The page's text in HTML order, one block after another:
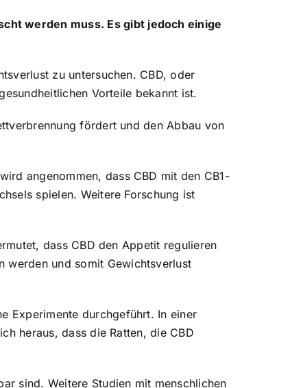
werden muss. Es gibt jedoch einige
zu untersuchen. CBD, oder
Vorteile bekannt ist.
fördert und den Abbau von
angenommen, dass CBD mit den CB1-
spielen. Weitere Forschung ist
dass CBD den Appetit regulieren
werden und somit Gewichtsverlust
Experimente durchgeführt. In einer
heraus, dass die Ratten, die CBD
sind. Weitere Studien mit menschlichen